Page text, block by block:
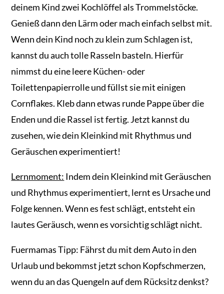
deinem Kind zwei Kochlöffel als Trommelstöcke.
Genieß dann den Lärm oder mach einfach selbst mit.
Wenn dein Kind noch zu klein zum Schlagen ist,
kannst du auch tolle Rasseln basteln. Hierfür
nimmst du eine leere Küchen- oder
Toilettenpapierrolle und füllst sie mit einigen
Cornflakes. Kleb dann etwas runde Pappe über die
Enden und die Rassel ist fertig. Jetzt kannst du
zusehen, wie dein Kleinkind mit Rhythmus und
Geräuschen experimentiert!
Lernmoment: Indem dein Kleinkind mit Geräuschen
und Rhythmus experimentiert, lernt es Ursache und
Folge kennen. Wenn es fest schlägt, entsteht ein
lautes Geräusch, wenn es vorsichtig schlägt nicht.
Fuermamas Tipp: Fährst du mit dem Auto in den
Urlaub und bekommst jetzt schon Kopfschmerzen,
wenn du an das Quengeln auf dem Rücksitz denkst?